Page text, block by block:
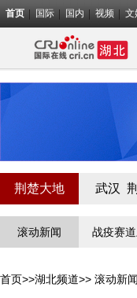
首页 国际 国内 视频 文
荆楚大地 武汉
滚动新闻
”线守门员 战疫赛道上
首页>>湖北频道>> 滚动新闻